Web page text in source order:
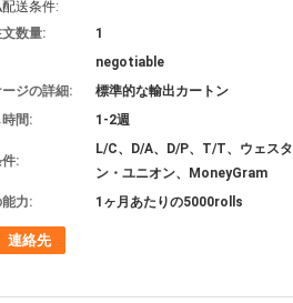
送条件:
数量:
1
negotiable
ジの詳細:
標準的な輸出カートン
間:
1-2週
:
L/C、D/A、D/P、T/T、ウェスタ
ン・ユニオン、MoneyGram
力:
1ヶ月あたりの5000rolls
連絡先